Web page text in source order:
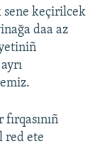
sene keçirilcek
daa az
red ete